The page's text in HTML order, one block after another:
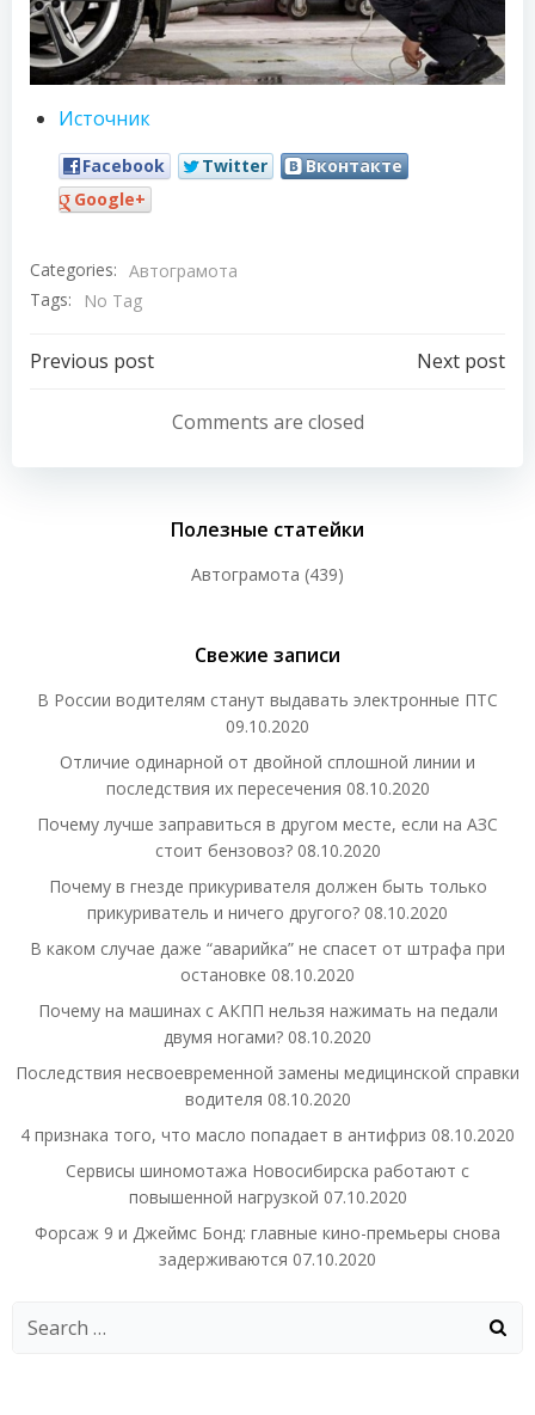
Источник
Facebook Twitter
Вконтакте
Google+
Categories: Автограмота
Tags:
No Tag
Навигация
записям
Previous post
Навигация
по
записям
Next post
Comments are closed
Полезные статейки
Автограмота (439)
Свежие записи
В России водителям станут выдавать электронные ПТС
09.10.2020
Отличие одинарной от двойной сплошной линии и
последствия их пересечения 08.10.2020
Почему лучше заправиться в другом месте, если на АЗС
стоит бензовоз? 08.10.2020
Почему в гнезде прикуривателя должен быть только
прикуриватель и ничего другого? 08.10.2020
В каком случае даже “аварийка” не спасет от штрафа при
остановке 08.10.2020
Почему на машинах с АКПП нельзя нажимать на педали
двумя ногами? 08.10.2020
Последствия несвоевременной замены медицинской справки
водителя 08.10.2020
4 признака того, что масло попадает в антифриз 08.10.2020
Сервисы шиномотажа Новосибирска работают с
повышенной нагрузкой 07.10.2020
Форсаж 9 и Джеймс Бонд: главные кино-премьеры снова
задерживаются 07.10.2020
Search